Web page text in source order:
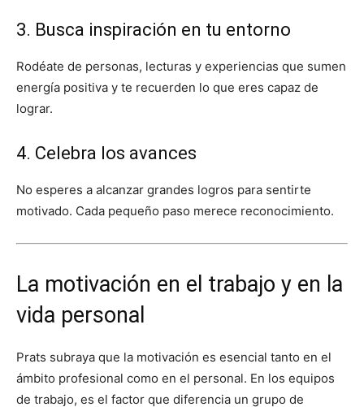
3. Busca inspiración en tu entorno
Rodéate de personas, lecturas y experiencias que sumen
energía positiva y te recuerden lo que eres capaz de
lograr.
4. Celebra los avances
No esperes a alcanzar grandes logros para sentirte
motivado. Cada pequeño paso merece reconocimiento.
La motivación en el trabajo y en la
vida personal
Prats subraya que la motivación es esencial tanto en el
ámbito profesional como en el personal. En los equipos
de trabajo, es el factor que diferencia un grupo de